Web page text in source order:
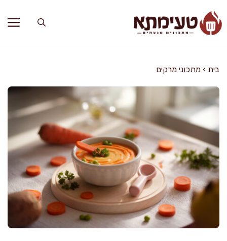
לתוכן
בית › מתכוני מרקים